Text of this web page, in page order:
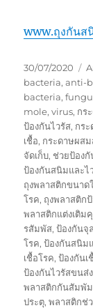
www.ถุงกันส
Posted
on
30/07/2020
bacteria,anti-
bacteria,
mole,virus, กร
ป้องกันไวรัส, กร
เชื้อ, กระดาษผส
จัดเก็บ, ช่วยป้อง
ป้องกันสนิมและไ
ถุงพลาสติกขนาด
โรค, ถุงพลาสติก
พลาสติกแต่งเติ
รสัมพัส,ป้องกันจุ
โรค,ป้องกันสนิม
เชื้อโรค,ป้องกันเ
ป้องกันไวรัสขนส่ง
พลาสติกกันสัมพัม
ประตุ,พลาสติกช่